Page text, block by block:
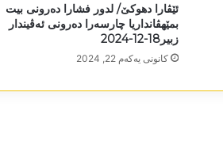
ئێڤارا دھوکێ/ لدور فشارا دەرونی بیت
بمێھڤانداریا چارسەرا دەرونی ئەڤیندار
زبیر18-12-2024
كانونی یه‌كه‌م 22, 2024